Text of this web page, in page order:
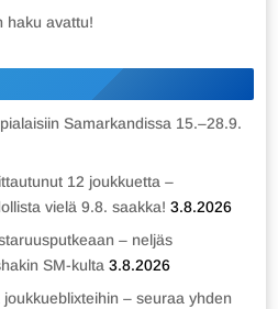
haku avattu!
Samarkandissa 15.–28.9.
12 joukkuetta –
vielä 9.8. saakka! 3.8.2026
– neljäs
SM-kulta 3.8.2026
– seuraa yhden